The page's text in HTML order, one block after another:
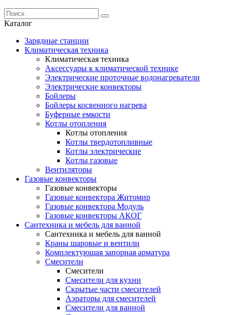
Каталог
Зарядные станции
Климатическая техника
Климатическая техника
Аксессуары к климатической технике
Электрические проточные водонагреватели
Электрические конвекторы
Бойлеры
Бойлеры косвенного нагрева
Буферные емкости
Котлы отопления
Котлы отопления
Котлы твердотопливные
Котлы электрические
Котлы газовые
Вентиляторы
Газовые конвекторы
Газовые конвекторы
Газовые конвектора Житомир
Газовые конвектора Модуль
Газовые конвекторы АКОГ
Сантехника и мебель для ванной
Сантехника и мебель для ванной
Краны шаровые и вентили
Комплектующая запорная арматура
Смесители
Смесители
Смесители для кухни
Скрытые части смесителей
Аэраторы для смесителей
Смесители для ванной